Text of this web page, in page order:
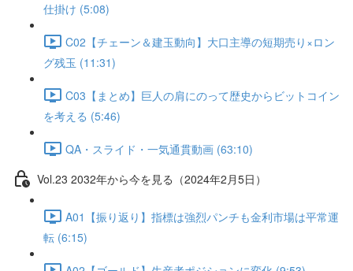
仕掛け (5:08)
C02【チェーン＆建玉動向】大口主導の短期売り×ロン
グ残玉 (11:31)
C03【まとめ】巨人の肩にのって歴史からビットコイン
を考える (5:46)
QA・スライド・一気通貫動画 (63:10)
Vol.23 2032年から今を見る（2024年2月5日）
A01【振り返り】指標は強烈パンチも金利市場は平常運
転 (6:15)